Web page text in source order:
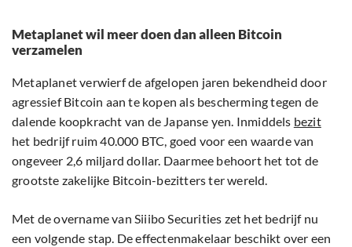
Metaplanet wil meer doen dan alleen Bitcoin
verzamelen
Metaplanet verwierf de afgelopen jaren bekendheid door
agressief Bitcoin aan te kopen als bescherming tegen de
dalende koopkracht van de Japanse yen. Inmiddels bezit
het bedrijf ruim 40.000 BTC, goed voor een waarde van
ongeveer 2,6 miljard dollar. Daarmee behoort het tot de
grootste zakelijke Bitcoin-bezitters ter wereld.
Met de overname van Siiibo Securities zet het bedrijf nu
een volgende stap. De effectenmakelaar beschikt over een